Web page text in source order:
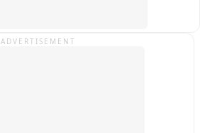
ADVERTISEMENT